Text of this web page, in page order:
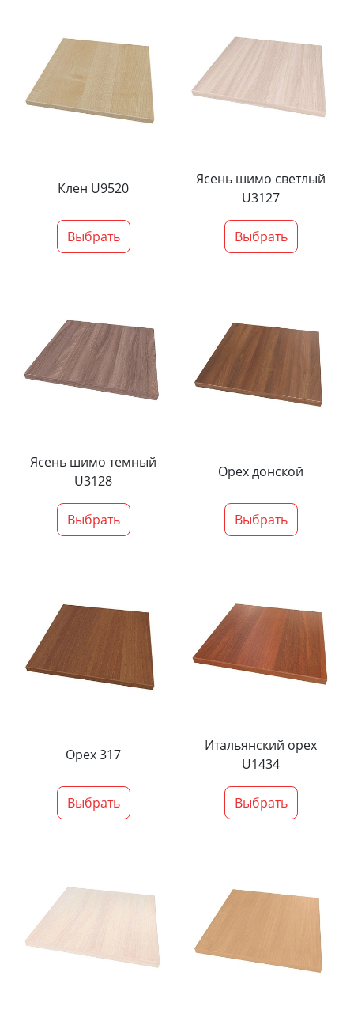
Клен U9520
Выбрать
Ясень шимо светлый
U3127
Выбрать
Ясень шимо темный
U3128
Выбрать
Орех донской
Выбрать
Орех 317
Выбрать
Итальянский орех
U1434
Выбрать